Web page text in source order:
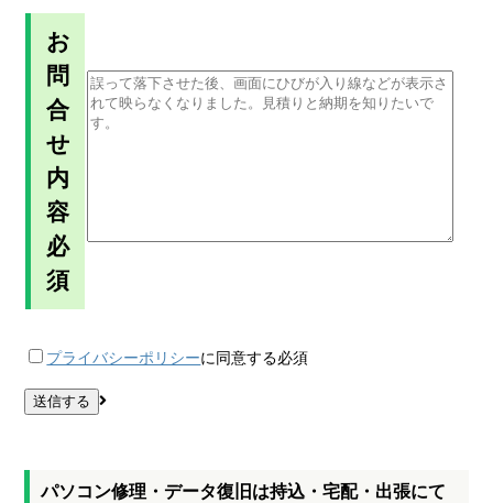
お
問
合
せ
内
容
必
須
プライバシーポリシーに同意する必須
パソコン修理・データ復旧は持込・宅配・出張にて